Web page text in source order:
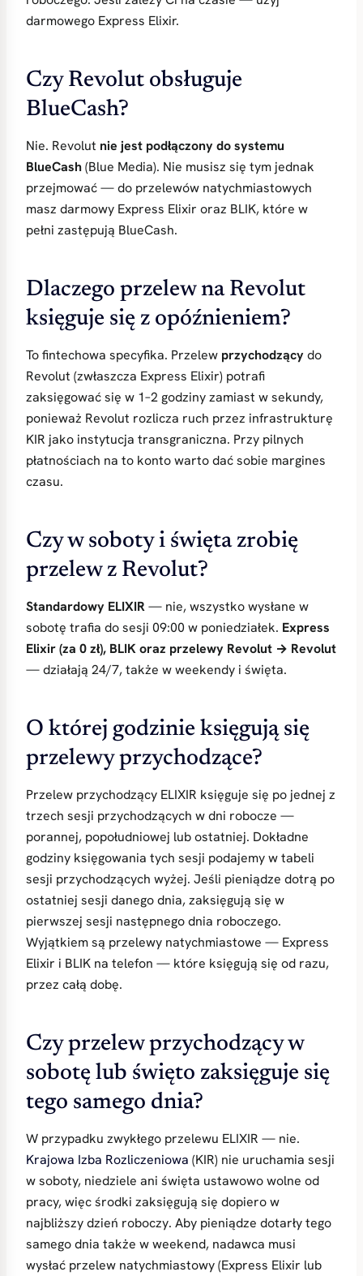
darmowego Express Elixir.
Czy Revolut obsługuje
BlueCash?
Nie. Revolut nie jest podłączony do systemu
BlueCash(Blue Media). Nie musisz się tym jednak
przejmować — do przelewów natychmiastowych
masz darmowy Express Elixir oraz BLIK, które w
pełni zastępują BlueCash.
Dlaczego przelew na Revolut
księguje się z opóźnieniem?
To fintechowa specyfika. Przelew przychodzącydo
Revolut (zwłaszcza Express Elixir) potrafi
zaksięgować się w 1–2 godziny zamiast w sekundy,
ponieważ Revolut rozlicza ruch przez infrastrukturę
KIR jako instytucja transgraniczna. Przy pilnych
płatnościach na to konto warto dać sobie margines
czasu.
Czy w soboty i święta zrobię
przelew z Revolut?
Standardowy ELIXIR— nie, wszystko wysłane w
sobotę trafia do sesji 09:00 w poniedziałek. Express
Elixir (za 0 zł), BLIK oraz przelewy Revolut → Revolut
— działają 24/7, także w weekendy i święta.
O której godzinie księgują się
przelewy przychodzące?
Przelew przychodzący ELIXIR księguje się po jednej z
trzech sesji przychodzących w dni robocze —
porannej, popołudniowej lub ostatniej. Dokładne
godziny księgowania tych sesji podajemy w tabeli
sesji przychodzących wyżej. Jeśli pieniądze dotrą po
ostatniej sesji danego dnia, zaksięgują się w
pierwszej sesji następnego dnia roboczego.
Wyjątkiem są przelewy natychmiastowe — Express
Elixir i BLIK na telefon — które księgują się od razu,
przez całą dobę.
Czy przelew przychodzący w
sobotę lub święto zaksięguje się
tego samego dnia?
W przypadku zwykłego przelewu ELIXIR — nie.
Krajowa Izba Rozliczeniowa (KIR) nie uruchamia sesji
w soboty, niedziele ani święta ustawowo wolne od
pracy, więc środki zaksięgują się dopiero w
najbliższy dzień roboczy. Aby pieniądze dotarły tego
samego dnia także w weekend, nadawca musi
wysłać przelew natychmiastowy (Express Elixir lub